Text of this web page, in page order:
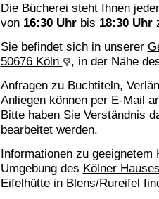
Die Bücherei steht Ihnen
von 16:30 Uhrbis 18:30 Uhr
Sie befindet sich in unserer
50676 Köln
, in der Nähe
Anfragen zu Buchtiteln,
Anliegen können per E-Mail
Bitte haben Sie Verständnis
bearbeitet werden.
Informationen zu geeignetem
Umgebung des Kölner
Eifelhüttein Blens/Rureifel